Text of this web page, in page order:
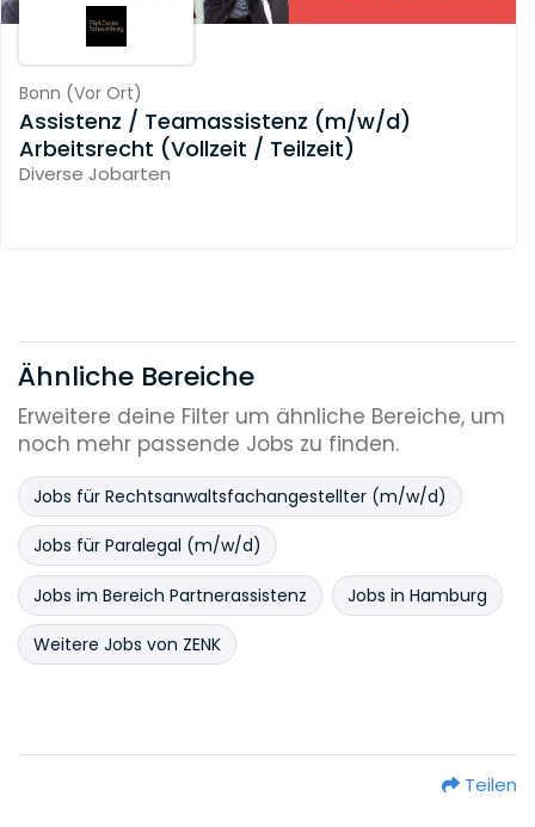
Bonn (Vor Ort)
Assistenz / Teamassistenz (m/w/d)
Arbeitsrecht (Vollzeit / Teilzeit)
Diverse Jobarten
Ähnliche Bereiche
Erweitere deine Filter um ähnliche Bereiche, um
noch mehr passende Jobs zu finden.
Jobs für Rechtsanwaltsfachangestellter (m/w/d)
Jobs für Paralegal (m/w/d)
Jobs im Bereich Partnerassistenz Jobs in Hamburg
Weitere Jobs von ZENK
Teilen